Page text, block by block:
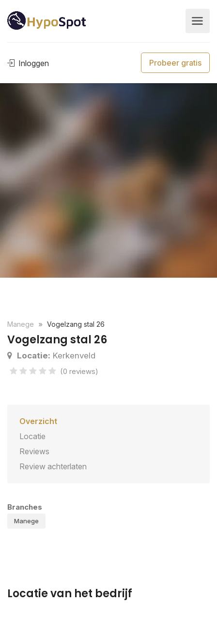
Inloggen Probeer gratis
Manege Vogelzang stal 26
Vogelzang stal 26
Locatie: Kerkenveld
(0 reviews)
Overzicht
Locatie
Reviews
Review achterlaten
Branches
Manege
Locatie van het bedrijf